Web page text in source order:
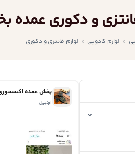
فانتزی و دکوری
لوازم کادویی لوازم فانتزی و دکوری
پخش عمده
اردبیل